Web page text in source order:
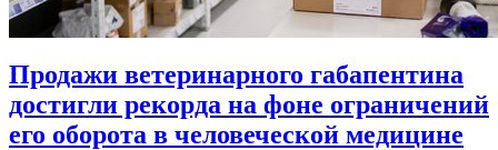
Продажи ветеринарного габапентина
достигли рекорда на фоне ограничений
его оборота в человеческой медицине